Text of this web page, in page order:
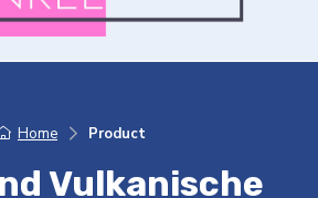
Home Product
Vulkanische